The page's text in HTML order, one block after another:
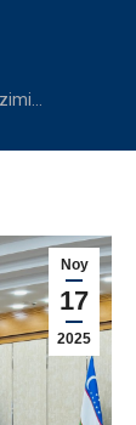
Noy
17
2025